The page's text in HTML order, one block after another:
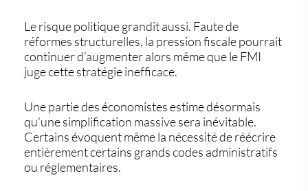
Le risque politique grandit aussi. Faute de
réformes structurelles, la pression fiscale pourrait
continuer d’augmenter alors même que le FMI
juge cette stratégie inefficace.
Une partie des économistes estime désormais
qu’une simplification massive sera inévitable.
Certains évoquent même la nécessité de réécrire
entièrement certains grands codes administratifs
ou réglementaires.